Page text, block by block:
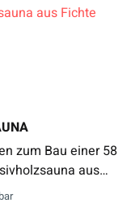
zum Bau einer 58
aus